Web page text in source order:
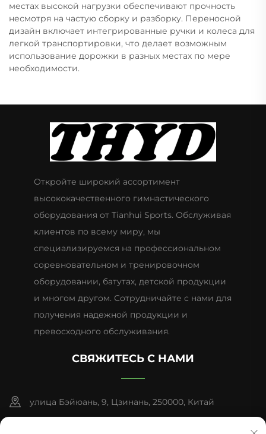
местах высокой нагрузки обеспечивают прочность
несмотря на частую сборку и разборку. Переносной
дизайн включает интегрированные ручки и колеса для
легкой транспортировки, что делает возможным
использование дорожки в разных местах по мере
необходимости.
Откройте широкий ассортимент
высококачественного гимнастического
оборудования от Tianhui Sports. Обслуживая
клиентов по всему миру, мы
специализируемся на профессиональном
соревновательном и тренировочном
оборудовании, батутах, детской продукции
и многом другом. Сотрудничайте с нами для
получения надежной продукции и
превосходного обслуживания.
СВЯЖИТЕСЬ С НАМИ
улица Бэйюань, 9, Цзинань, 250000, Китай